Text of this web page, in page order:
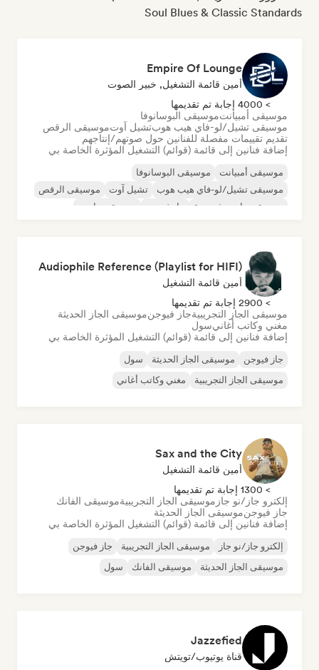
Soul Blues & Classic Standards
Empire Of Lounge
أمين قائمة التشغيل, خبير الصوت
> 4000 إجابة تم تقديمها
موسيقى أمبيانتموسيقى البوسانوفا
موسيقى تشيل/لو-فاي هيب هوبتشيل آوتموسيقى الرقص
تقديم تقييمات مفصلة للفنانين حول صوتهم/إنتاجهم
إضافة فنانين إلى قائمة (قوائم) التشغيل المؤثرة الخاصة بي
موسيقى أمبيانت
موسيقى البوسانوفا
موسيقى تشيل/لو-فاي هيب هوب
تشيل آوت
موسيقى الرقص
موسيقى هاوس فرنسية
جاز فيوجن موسيقى هاوس
Audiophile Reference (Playlist for HIFI)
أمين قائمة التشغيل
> 2900 إجابة تم تقديمها
موسيقى الجاز التجريبيةجاز فيوجنموسيقى الجاز الحديثة
مغني وكاتب أغانيسول
إضافة فنانين إلى قائمة (قوائم) التشغيل المؤثرة الخاصة بي
جاز فيوجن موسيقى الجاز الحديثة
سول
موسيقى الجاز التجريبية
مغني وكاتب أغاني
Sax and the City
أمين قائمة التشغيل
> 1300 إجابة تم تقديمها
إلكترو جاز/نو جاز موسيقى الجاز التجريبيةموسيقى الفانك
جاز فيوجنموسيقى الجاز الحديثة
إضافة فنانين إلى قائمة (قوائم) التشغيل المؤثرة الخاصة بي
إلكترو جاز/نو جاز موسيقى الجاز التجريبية
جاز فيوجن
موسيقى الجاز الحديثة
موسيقى الفانك سول
Jazzefied
قناة يوتيوب/تويتش